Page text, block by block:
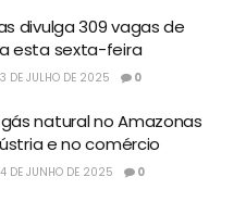
divulga 309 vagas de
esta sexta-feira
3 DE JULHO DE 2025 0
natural no Amazonas
e no comércio
4 DE JUNHO DE 2025 0